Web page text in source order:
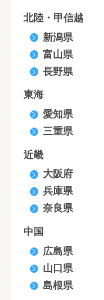
北陸・甲信越
新潟県
富山県
長野県
東海
愛知県
三重県
近畿
大阪府
兵庫県
奈良県
中国
広島県
山口県
島根県